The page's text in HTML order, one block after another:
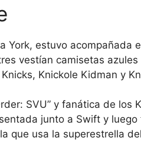
York, estuvo acompañada
vestían camisetas
Knickole Kidman y
SVU” y fanática de los
junto a Swift y
que usa la superestrella